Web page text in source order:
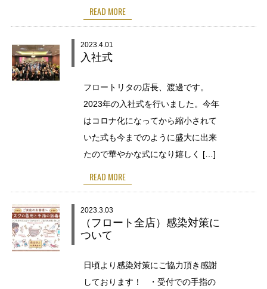
READ MORE
2023.4.01
入社式
フロートリタの店長、渡邊です。
2023年の入社式を行いました。今年
はコロナ化になってから縮小されて
いた式も今までのように盛大に出来
たので華やかな式になり嬉しく […]
READ MORE
2023.3.03
（フロート全店）感染対策に
ついて
日頃より感染対策にご協力頂き感謝
しております！ ・受付での手指の